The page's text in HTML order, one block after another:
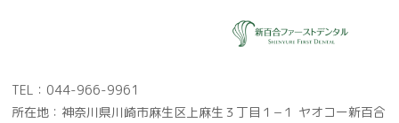
TEL：044-966-9961
所在地：神奈川県川崎市麻生区上麻生３丁目１−１ ヤオコー新百合